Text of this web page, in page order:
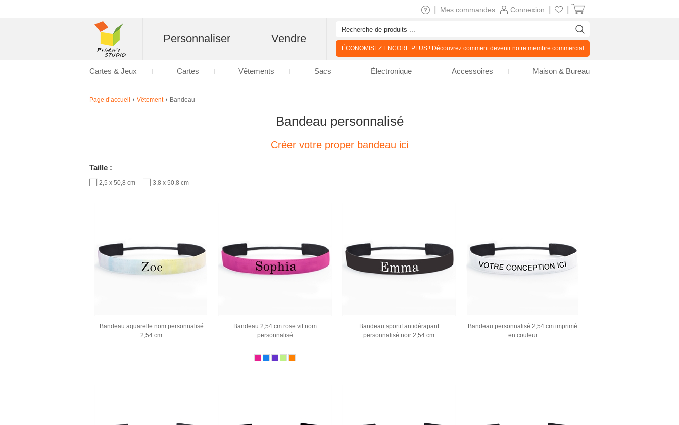
Page d’accueil / Vêtement / Bandeau
Bandeau personnalisé
Créer votre proper bandeau ici
Taille :
2,5 x 50,8 cm 3,8 x 50,8 cm
Bandeau aquarelle nom personnalisé
2,54 cm
Bandeau 2,54 cm rose vif nom
personnalisé
Bandeau sportif antidérapant
personnalisé noir 2,54 cm
Bandeau personnalisé 2,54 cm imprimé
en couleur
Connexion
Mes commandes
Personnaliser Vendre
ÉCONOMISEZ ENCORE PLUS ! Découvrez comment devenir notre membre commercial
Cartes & Jeux Cartes Vêtements Sacs Électronique Accessoires Maison & Bureau